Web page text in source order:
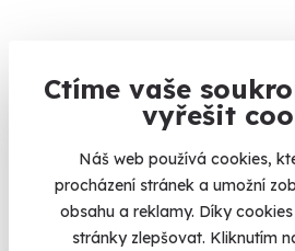
Ctíme vaše
vyřešit
Náš web používá cookies,
procházení stránek a umožní
obsahu a reklamy. Díky
stránky zlepšovat. Kliknutím
Zažijte sílu pravého kokosového
Špindlerův Mlýn
(+ 10 dalších lokalit)
3 290 Kč